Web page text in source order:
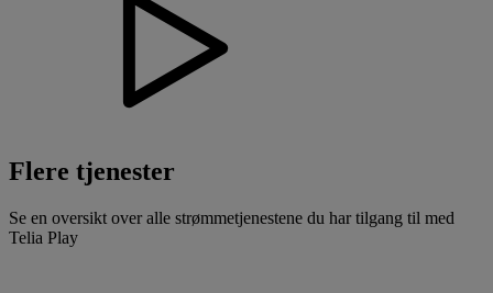
Flere tjenester
Se en oversikt over alle strømmetjenestene du har tilgang til med
Telia Play